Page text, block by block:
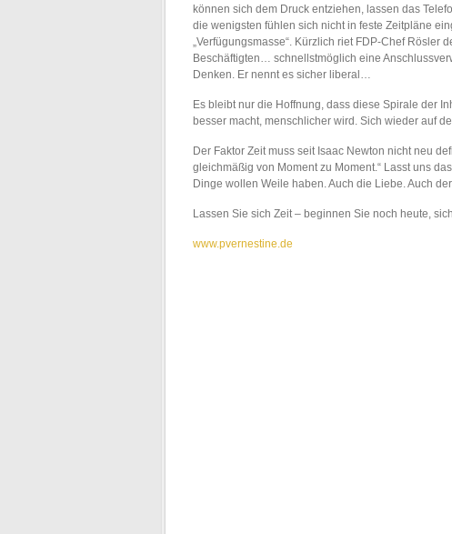
können sich dem Druck entziehen, lassen das
die wenigsten fühlen sich nicht in feste Zeitpläne
„Verfügungsmasse“. Kürzlich riet FDP-Chef Rösler
Beschäftigten… schnellstmöglich eine
Denken. Er nennt es sicher liberal…
Es bleibt nur die Hoffnung, dass diese Spirale der
besser macht, menschlicher wird. Sich wieder auf
Der Faktor Zeit muss seit Isaac Newton nicht neu
gleichmäßig von Moment zu Moment.“ Lasst uns
Dinge wollen Weile haben. Auch die Liebe. Auch
Lassen Sie sich Zeit – beginnen Sie noch heute,
www.pvernestine.de